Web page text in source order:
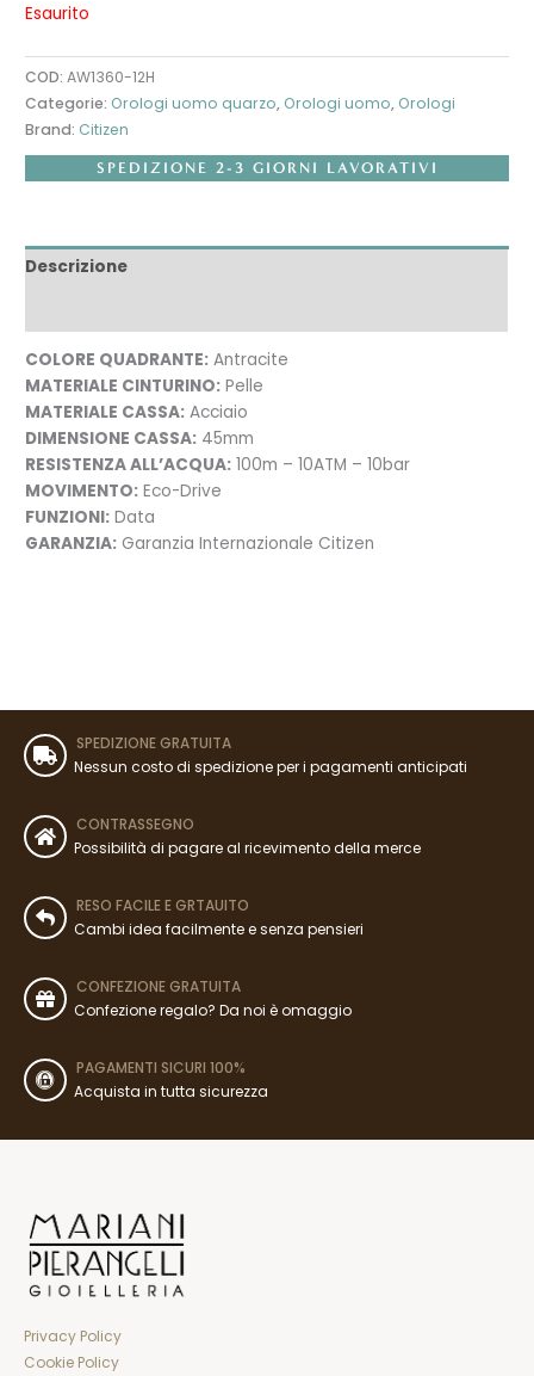
Esaurito
COD:AW1360-12H
Categorie: Orologi uomo quarzo, Orologi uomo, Orologi
Brand: Citizen
SPEDIZIONE 2-3 GIORNI LAVORATIVI
Descrizione
COLORE QUADRANTE: Antracite
MATERIALE CINTURINO: Pelle
MATERIALE CASSA: Acciaio
DIMENSIONE CASSA: 45mm
RESISTENZA ALL’ACQUA: 100m – 10ATM – 10bar
MOVIMENTO: Eco-Drive
FUNZIONI: Data
GARANZIA: Garanzia Internazionale Citizen
SPEDIZIONE GRATUITA
Nessun costo di spedizione per i pagamenti anticipati
CONTRASSEGNO
Possibilità di pagare al ricevimento della merce
RESO FACILE E GRTAUITO
Cambi idea facilmente e senza pensieri
CONFEZIONE GRATUITA
Confezione regalo? Da noi è omaggio
PAGAMENTI SICURI 100%
Acquista in tutta sicurezza
Privacy Policy
Cookie Policy